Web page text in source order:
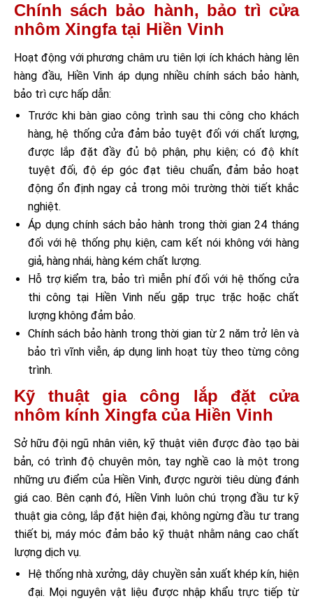
Chính sách bảo hành, bảo trì cửa
nhôm Xingfa tại Hiền Vinh
Hoạt động với phương châm ưu tiên lợi ích khách hàng lên
hàng đầu, Hiền Vinh áp dụng nhiều chính sách bảo hành,
bảo trì cực hấp dẫn:
Trước khi bàn giao công trình sau thi công cho khách
hàng, hệ thống cửa đảm bảo tuyệt đối với chất lượng,
được lắp đặt đầy đủ bộ phận, phụ kiện; có độ khít
tuyệt đối, độ ép góc đạt tiêu chuẩn, đảm bảo hoạt
động ổn định ngay cả trong môi trường thời tiết khắc
nghiệt.
Áp dụng chính sách bảo hành trong thời gian 24 tháng
đối với hệ thống phụ kiện, cam kết nói không với hàng
giả, hàng nhái, hàng kém chất lượng.
Hỗ trợ kiểm tra, bảo trì miễn phí đối với hệ thống cửa
thi công tại Hiền Vinh nếu gặp trục trặc hoặc chất
lượng không đảm bảo.
Chính sách bảo hành trong thời gian từ 2 năm trở lên và
bảo trì vĩnh viễn, áp dụng linh hoạt tùy theo từng công
trình.
Kỹ thuật gia công lắp đặt cửa
nhôm kính Xingfa của Hiền Vinh
Sở hữu đội ngũ nhân viên, kỹ thuật viên được đào tạo bài
bản, có trình độ chuyên môn, tay nghề cao là một trong
những ưu điểm của Hiền Vinh, được người tiêu dùng đánh
giá cao. Bên cạnh đó, Hiền Vinh luôn chú trọng đầu tư kỹ
thuật gia công, lắp đặt hiện đại, không ngừng đầu tư trang
thiết bị, máy móc đảm bảo kỹ thuật nhằm nâng cao chất
lượng dịch vụ.
Hệ thống nhà xưởng, dây chuyền sản xuất khép kín, hiện
đại. Mọi nguyên vật liệu được nhập khẩu trực tiếp từ